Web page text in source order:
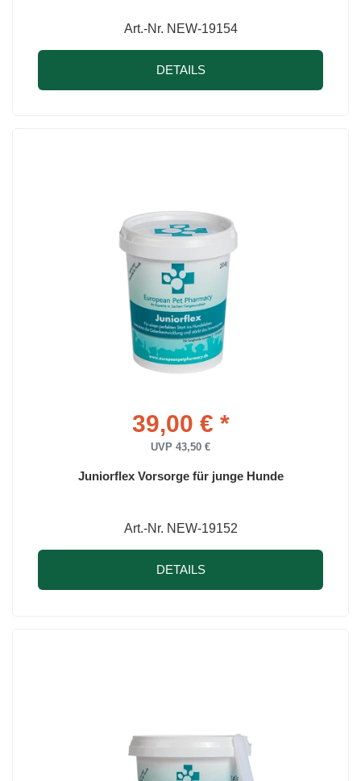
Art.-Nr. NEW-19154
DETAILS
39,00 € *
UVP 43,50 €
Juniorflex Vorsorge für junge Hunde
Art.-Nr. NEW-19152
DETAILS